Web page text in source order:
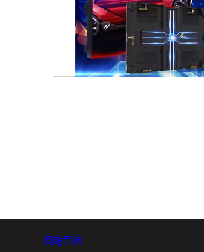
网站导航